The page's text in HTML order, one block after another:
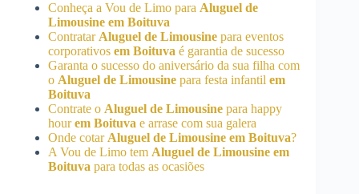
Conheça a Vou de Limo para Aluguel de
Limousine em Boituva
Contratar Aluguel de Limousine para eventos
corporativos em Boituva é garantia de sucesso
Garanta o sucesso do aniversário da sua filha com
o Aluguel de Limousine para festa infantil em
Boituva
Contrate o Aluguel de Limousine para happy
hourem Boituva e arrase com sua galera
Onde cotar Aluguel de Limousine em Boituva?
A Vou de Limo tem Aluguel de Limousine em
Boituva para todas as ocasiões